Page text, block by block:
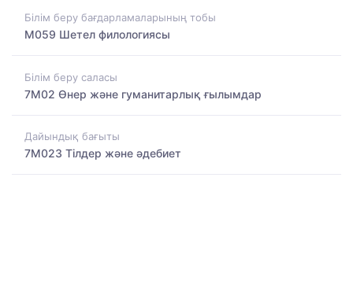
Білім беру бағдарламаларының тобы
M059 Шетел филологиясы
Білім беру саласы
7M02 Өнер және гуманитарлық ғылымдар
Дайындық бағыты
7M023 Тілдер және әдебиет